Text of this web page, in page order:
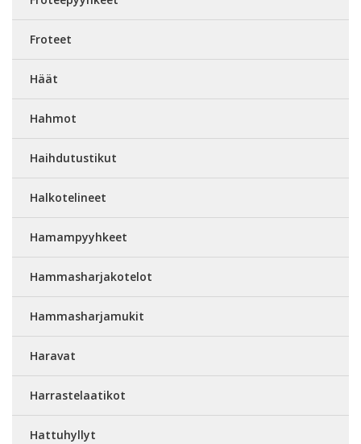
Froteet
Häät
Hahmot
Haihdutustikut
Halkotelineet
Hamampyyhkeet
Hammasharjakotelot
Hammasharjamukit
Haravat
Harrastelaatikot
Hattuhyllyt